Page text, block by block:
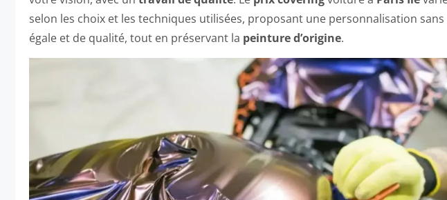
selon les choix et les techniques utilisées, proposant une personnalisation sans
égale et de qualité, tout en préservant la peinture d’origine.